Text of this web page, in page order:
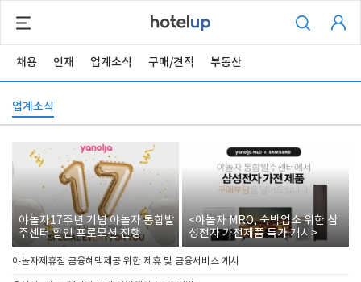
채용 인재 업계소식 구매/견적 부동산
업계소식
야놀자17주년 기념 야놀자 통합발
주센터 할인 프로모션 진행
<야놀자 MRO, 숙박업소 위한 삼
성전자 가전제품 특가 개시>
야놀자제휴점 금융혜택제공 위한 제휴 및 금융서비스 게시